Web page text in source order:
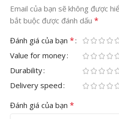
Email của bạn sẽ không được
bắt buộc được đánh dấu *
Đánh giá của bạn *
Value for money
Durability
Delivery speed
Đánh giá của bạn *